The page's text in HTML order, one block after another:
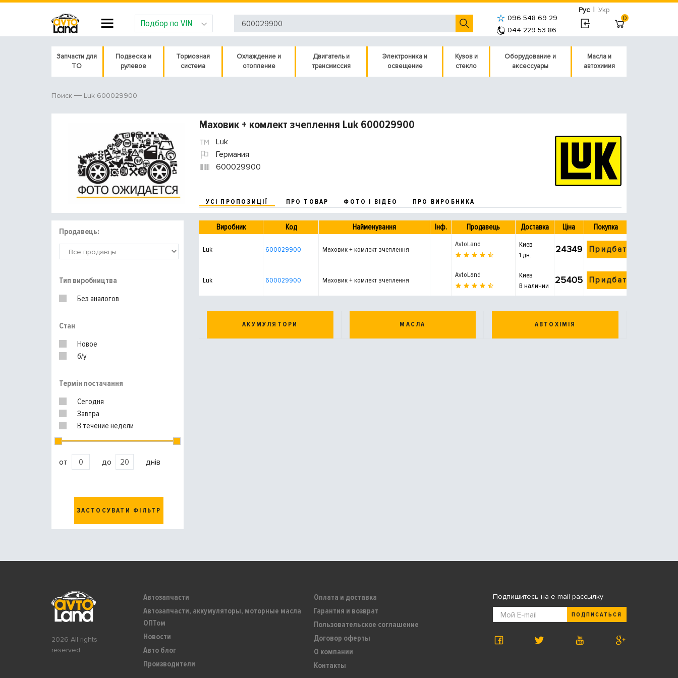
Рус | Укр
Подбор по VIN
096 548 69 29
044 229 53 86
0
Запчасти для
ТО
Подвеска и
рулевое
Тормозная
система
Охлаждение и
отопление
Двигатель и
трансмиссия
Электроника и
освещение
Кузов и
стекло
Оборудование и
аксессуары
Масла и
автохимия
Поиск Luk 600029900
Маховик + комлект зчеплення Luk 600029900
Luk
Германия
600029900
УСІ ПРОПОЗИЦІЇ ПРО ТОВАР ФОТО І ВІДЕО ПРО ВИРОБНИКА
Продавець:
Тип виробництва
Без аналогов
Стан
Новое
б/у
Термін постачання
Сегодня
Завтра
В течение недели
от до днів
ЗАСТОСУВАТИ ФІЛЬТР
Виробник Код Найменування Інф. Продавець Доставка Ціна Покупка
Luk 600029900 Маховик + комлект зчеплення
AvtoLand
Киев
1 дн.
24349 Придбати
Luk 600029900 Маховик + комлект зчеплення
AvtoLand
Киев
В наличии
25405 Придбати
АКУМУЛЯТОРИ МАСЛА АВТОХІМІЯ
2026 All rights
reserved
Автозапчасти
Автозапчасти, аккумуляторы, моторные масла
ОПТом
Новости
Авто блог
Производители
Оплата и доставка
Гарантия и возврат
Пользовательское соглашение
Договор оферты
О компании
Контакты
Подпишитесь на e-mail рассылку
ПОДПИСАТЬСЯ